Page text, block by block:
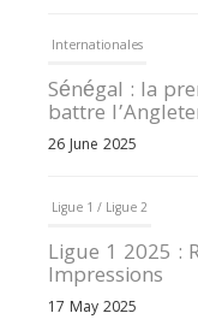
Internationales
Sénégal : la
battre
26 June 2025
Ligue 1 / Ligue 2
Ligue 1 2025 :
Impressions
17 May 2025